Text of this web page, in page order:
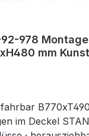
978 Montagebox
mm
im Deckel